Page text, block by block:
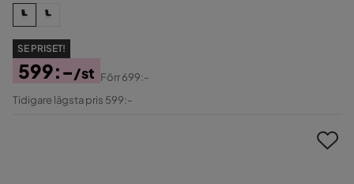
SE PRISET!
Pris
599:-/st
Original
Förr699:-
Tidigare lägsta pris 599:-